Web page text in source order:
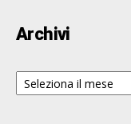
Archivi
Archivi